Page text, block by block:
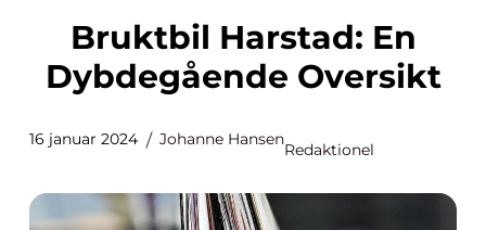
Bruktbil Harstad: En
Dybdegående Oversikt
16 januar 2024 Johanne Hansen
Redaktionel